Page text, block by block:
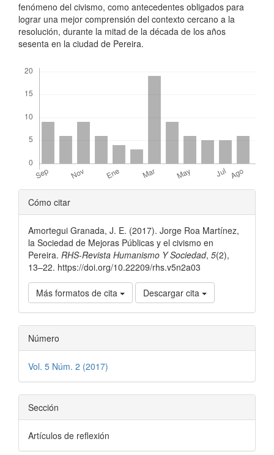
fenómeno del civismo, como antecedentes obligados para
lograr una mejor comprensión del contexto cercano a la
resolución, durante la mitad de la década de los años
sesenta en la ciudad de Pereira.
Detalles
del
artículo
Cómo citar
Amortegui Granada, J. E. (2017). Jorge Roa Martínez,
la Sociedad de Mejoras Públicas y el civismo en
Pereira. RHS-Revista Humanismo Y Sociedad, 5(2),
13–22. https://doi.org/10.22209/rhs.v5n2a03
Más formatos de cita Descargar cita
Número
Vol. 5 Núm. 2 (2017)
Sección
Artículos de reflexión